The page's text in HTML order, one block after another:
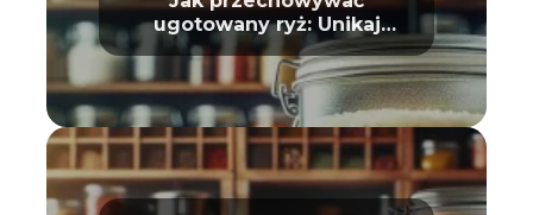
ugotowany ryż: Unikaj
zepsucia